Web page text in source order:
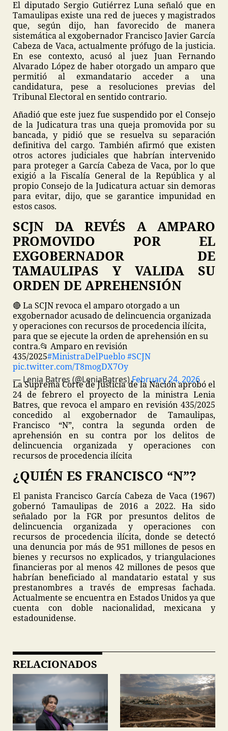
El diputado Sergio Gutiérrez Luna señaló que en
Tamaulipas existe una red de jueces y magistrados
que, según dijo, han favorecido de manera
sistemática al exgobernador Francisco Javier García
Cabeza de Vaca, actualmente prófugo de la justicia.
En ese contexto, acusó al juez Juan Fernando
Alvarado López de haber otorgado un amparo que
permitió al exmandatario acceder a una
candidatura, pese a resoluciones previas del
Tribunal Electoral en sentido contrario.
Añadió que este juez fue suspendido por el Consejo
de la Judicatura tras una queja promovida por su
bancada, y pidió que se resuelva su separación
definitiva del cargo. También afirmó que existen
otros actores judiciales que habrían intervenido
para proteger a García Cabeza de Vaca, por lo que
exigió a la Fiscalía General de la República y al
propio Consejo de la Judicatura actuar sin demoras
para evitar, dijo, que se garantice impunidad en
estos casos.
SCJN DA REVÉS A AMPARO
PROMOVIDO POR EL
EXGOBERNADOR DE
TAMAULIPAS Y VALIDA SU
ORDEN DE APREHENSIÓN
🔴 La SCJN revoca el amparo otorgado a un
exgobernador acusado de delincuencia organizada
y operaciones con recursos de procedencia ilícita,
para que se ejecute la orden de aprehensión en su
contra.📂 Amparo en revisión
435/2025#MinistraDelPueblo#SCJN
pic.twitter.com/T8mogDX7Oy
— Lenia Batres (@LeniaBatres)February 24, 2026
La Suprema Corte de Justicia de la Nación aprobó el
24 de febrero el proyecto de la ministra Lenia
Batres, que revoca el amparo en revisión 435/2025
concedido al exgobernador de Tamaulipas,
Francisco “N”, contra la segunda orden de
aprehensión en su contra por los delitos de
delincuencia organizada y operaciones con
recursos de procedencia ilícita
¿QUIÉN ES FRANCISCO “N”?
El panista Francisco García Cabeza de Vaca (1967)
gobernó Tamaulipas de 2016 a 2022. Ha sido
señalado por la FGR por presuntos delitos de
delincuencia organizada y operaciones con
recursos de procedencia ilícita, donde se detectó
una denuncia por más de 951 millones de pesos en
bienes y recursos no explicados, y triangulaciones
financieras por al menos 42 millones de pesos que
habrían beneficiado al mandatario estatal y sus
prestanombres a través de empresas fachada.
Actualmente se encuentra en Estados Unidos ya que
cuenta con doble nacionalidad, mexicana y
estadounidense.
RELACIONADOS